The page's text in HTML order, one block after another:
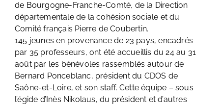
de Bourgogne-Franche-Comté, de la Direction
départementale de la cohésion sociale et du
Comité français Pierre de Coubertin.
145 jeunes en provenance de 23 pays, encadrés
par 35 professeurs, ont été accueillis du 24 au 31
août par les bénévoles rassemblés autour de
Bernard Ponceblanc, président du CDOS de
Saône-et-Loire, et son staff. Cette équipe – sous
l’égide d’Inès Nikolaus, du président et d’autres